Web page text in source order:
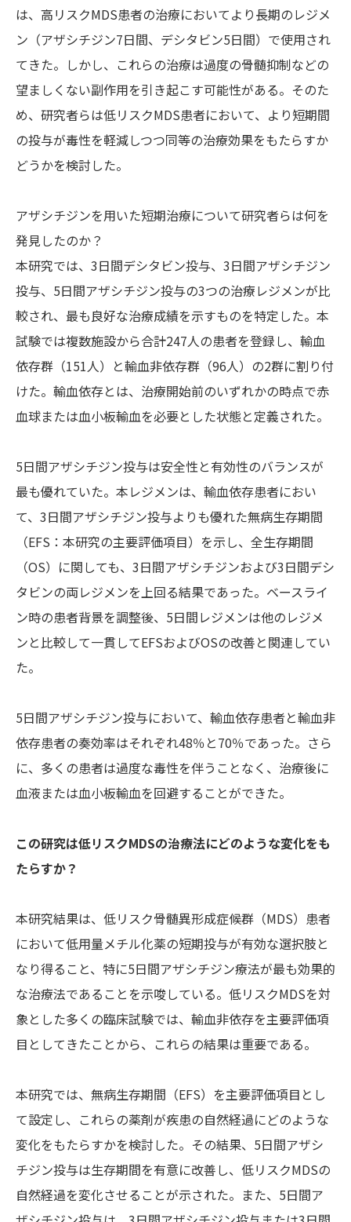
は、高リスクMDS患者の治療においてより長期のレジメ
ン（アザシチジン7日間、デシタビン5日間）で使用され
てきた。しかし、これらの治療は過度の骨髄抑制などの
望ましくない副作用を引き起こす可能性がある。そのた
め、研究者らは低リスクMDS患者において、より短期間
の投与が毒性を軽減しつつ同等の治療効果をもたらすか
どうかを検討した。
アザシチジンを用いた短期治療について研究者らは何を
発見したのか？
本研究では、3日間デシタビン投与、3日間アザシチジン
投与、5日間アザシチジン投与の3つの治療レジメンが比
較され、最も良好な治療成績を示すものを特定した。本
試験では複数施設から合計247人の患者を登録し、輸血
依存群（151人）と輸血非依存群（96人）の2群に割り付
けた。輸血依存とは、治療開始前のいずれかの時点で赤
血球または血小板輸血を必要とした状態と定義された。
5日間アザシチジン投与は安全性と有効性のバランスが
最も優れていた。本レジメンは、輸血依存患者におい
て、3日間アザシチジン投与よりも優れた無病生存期間
（EFS：本研究の主要評価項目）を示し、全生存期間
（OS）に関しても、3日間アザシチジンおよび3日間デシ
タビンの両レジメンを上回る結果であった。ベースライ
ン時の患者背景を調整後、5日間レジメンは他のレジメ
ンと比較して一貫してEFSおよびOSの改善と関連してい
た。
5日間アザシチジン投与において、輸血依存患者と輸血非
依存患者の奏効率はそれぞれ48％と70％であった。さら
に、多くの患者は過度な毒性を伴うことなく、治療後に
血液または血小板輸血を回避することができた。
この研究は低リスクMDSの治療法にどのような変化をも
たらすか？
本研究結果は、低リスク骨髄異形成症候群（MDS）患者
において低用量メチル化薬の短期投与が有効な選択肢と
なり得ること、特に5日間アザシチジン療法が最も効果的
な治療法であることを示唆している。低リスクMDSを対
象とした多くの臨床試験では、輸血非依存を主要評価項
目としてきたことから、これらの結果は重要である。
本研究では、無病生存期間（EFS）を主要評価項目とし
て設定し、これらの薬剤が疾患の自然経過にどのような
変化をもたらすかを検討した。その結果、5日間アザシ
チジン投与は生存期間を有意に改善し、低リスクMDSの
自然経過を変化させることが示された。また、5日間ア